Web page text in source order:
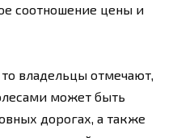
соотношение цены и
владельцы отмечают,
может быть
дорогах, а также